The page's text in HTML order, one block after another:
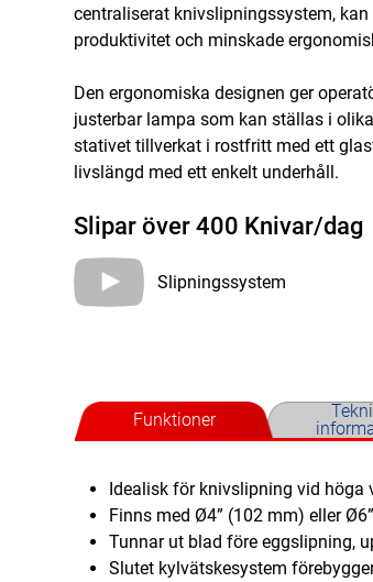
centraliserat knivslipningssystem,
produktivitet och minskade
Den ergonomiska designen ger
justerbar lampa som kan ställas i
stativet tillverkat i rostfritt med ett
livslängd med ett enkelt underhåll.
Slipar över 400 Knivar/dag
Slipningssystem
Funktioner
Idealisk för knivslipning vid höga
Finns med Ø4” (102 mm) eller
Tunnar ut blad före eggslipning,
Slutet kylvätskesystem